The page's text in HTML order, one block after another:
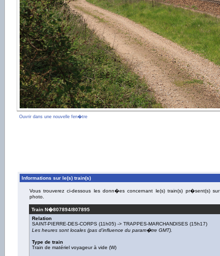
Ouvrir dans une nouvelle fen�tre
Informations sur le(s) train(s)
Vous trouverez ci-dessous les donn�es concernant le(s) train(s) pr�sent(s)
photo.
Train N�807894/807895
Relation
SAINT-PIERRE-DES-CORPS (11h05) -> TRAPPES-MARCHANDISES (15h17)
Les heures sont locales (pas d'influence du param�tre GMT).
Type de train
Train de matériel voyageur à vide (W)